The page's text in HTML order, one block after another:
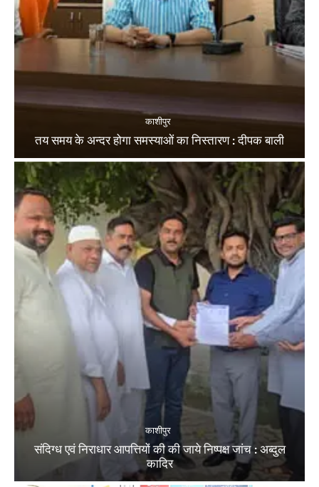
काशीपुर
तय समय के अन्दर होगा समस्याओं का निस्तारण : दीपक बाली
काशीपुर
संदिग्ध एवं निराधार आपत्तियों की की जाये निष्पक्ष जांच : अब्दुल
कादिर